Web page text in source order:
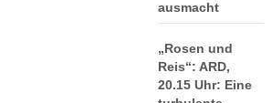
ausmacht
„Rosen und
Reis“: ARD,
20.15 Uhr: Eine